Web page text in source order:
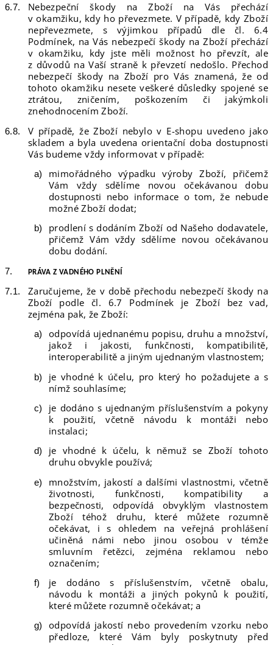
Nebezpeční škody na Zboží na Vás přechází
v okamžiku, kdy ho převezmete. V případě, kdy Zboží
nepřevezmete, s výjimkou případů dle čl. 6.4
Podmínek, na Vás nebezpečí škody na Zboží přechází
v okamžiku, kdy jste měli možnost ho převzít, ale
z důvodů na Vaší straně k převzetí nedošlo. Přechod
nebezpečí škody na Zboží pro Vás znamená, že od
tohoto okamžiku nesete veškeré důsledky spojené se
ztrátou, zničením, poškozením či jakýmkoli
znehodnocením Zboží.
V případě, že Zboží nebylo v E-shopu uvedeno jako
skladem a byla uvedena orientační doba dostupnosti
Vás budeme vždy informovat v případě:
mimořádného výpadku výroby Zboží, přičemž
Vám vždy sdělíme novou očekávanou dobu
dostupnosti nebo informace o tom, že nebude
možné Zboží dodat;
prodlení s dodáním Zboží od Našeho dodavatele,
přičemž Vám vždy sdělíme novou očekávanou
dobu dodání.
PRÁVA Z VADNÉHO PLNĚNÍ
Zaručujeme, že v době přechodu nebezpečí škody na
Zboží podle čl. 6.7 Podmínek je Zboží bez vad,
zejména pak, že Zboží:
odpovídá ujednanému popisu, druhu a množství,
jakož i jakosti, funkčnosti, kompatibilitě,
interoperabilitě a jiným ujednaným vlastnostem;
je vhodné k účelu, pro který ho požadujete a s
nímž souhlasíme;
je dodáno s ujednaným příslušenstvím a pokyny
k použití, včetně návodu k montáži nebo
instalaci;
je vhodné k účelu, k němuž se Zboží tohoto
druhu obvykle používá;
množstvím, jakostí a dalšími vlastnostmi, včetně
životnosti, funkčnosti, kompatibility a
bezpečnosti, odpovídá obvyklým vlastnostem
Zboží téhož druhu, které můžete rozumně
očekávat, i s ohledem na veřejná prohlášení
učiněná námi nebo jinou osobou v témže
smluvním řetězci, zejména reklamou nebo
označením;
je dodáno s příslušenstvím, včetně obalu,
návodu k montáži a jiných pokynů k použití,
které můžete rozumně očekávat; a
odpovídá jakostí nebo provedením vzorku nebo
předloze, které Vám byly poskytnuty před